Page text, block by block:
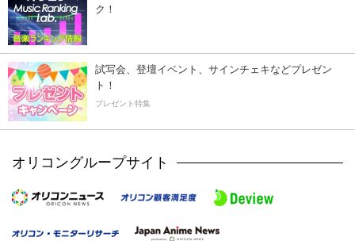
ク！
試写会、登壇イベント、サインチェキなどプレゼン
ト！
プレゼント特集
オリコングループサイト